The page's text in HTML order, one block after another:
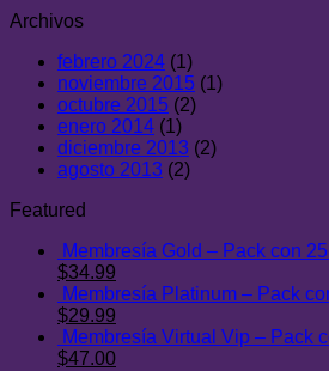
Archivos
febrero 2024 (1)
noviembre 2015 (1)
octubre 2015 (2)
enero 2014 (1)
diciembre 2013 (2)
agosto 2013 (2)
Featured
Membresía Gold – Pack con
El
precio
original
era:
$400.00.
$34.99
precio
es:
$34.99.
Membresía Platinum – Pack
El
precio
original
$29.99
precio
actual
Membresía Virtual Vip – Pack
El
$47.00El